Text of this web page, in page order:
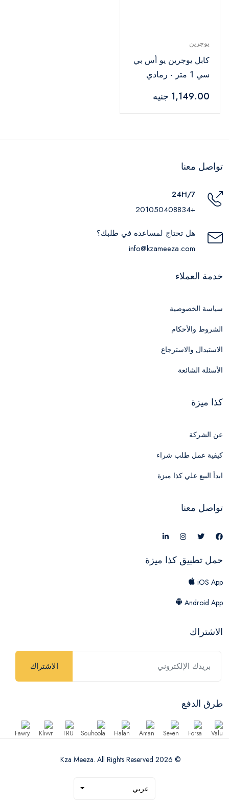
يوجرين
كابل يوجرين يو أس بي
سي 1 متر - رمادي
1,149.00 جنيه
تواصل معنا
24H/7
+201050408834
هل تحتاج لمساعده في طلبك؟
info@kzameeza.com
خدمة العملاء
سياسة الخصوصية
الشروط والأحكام
الاستبدال والاسترجاع
الأسئلة الشائعة
كذا ميزة
عن الشركة
كيفية عمل طلب شراء
ابدأ البيع علي كذا ميزة
تواصل معنا
حمل تطبيق كذا ميزة
iOS App
Android App
الاشتراك
الاشتراك
طرق الدفع
© 2026 Kza Meeza. All Rights Reserved
عربي